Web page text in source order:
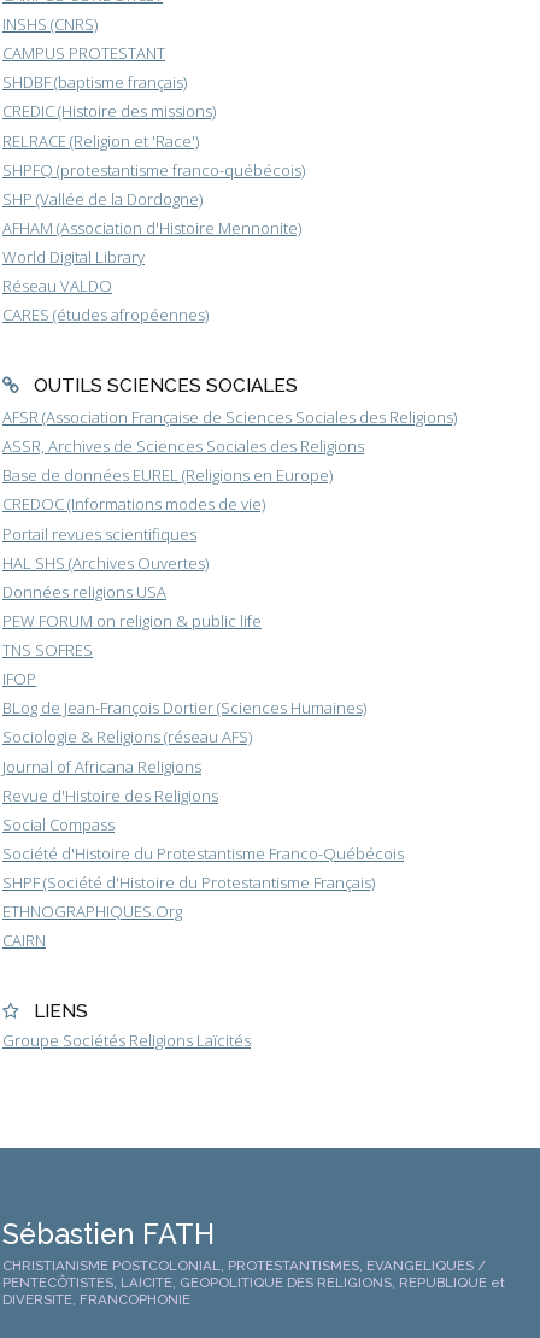
INSHS (CNRS)
CAMPUS PROTESTANT
SHDBF (baptisme français)
CREDIC (Histoire des missions)
RELRACE (Religion et 'Race')
SHPFQ (protestantisme franco-québécois)
SHP (Vallée de la Dordogne)
AFHAM (Association d'Histoire Mennonite)
World Digital Library
Réseau VALDO
CARES (études afropéennes)
OUTILS SCIENCES SOCIALES
AFSR (Association Française de Sciences Sociales des Religions)
ASSR, Archives de Sciences Sociales des Religions
Base de données EUREL (Religions en Europe)
CREDOC (Informations modes de vie)
Portail revues scientifiques
HAL SHS (Archives Ouvertes)
Données religions USA
PEW FORUM on religion & public life
TNS SOFRES
IFOP
BLog de Jean-François Dortier (Sciences Humaines)
Sociologie & Religions (réseau AFS)
Journal of Africana Religions
Revue d'Histoire des Religions
Social Compass
Société d'Histoire du Protestantisme Franco-Québécois
SHPF (Société d'Histoire du Protestantisme Français)
ETHNOGRAPHIQUES.Org
CAIRN
LIENS
Groupe Sociétés Religions Laïcités
Sébastien FATH
CHRISTIANISME POSTCOLONIAL, PROTESTANTISMES, EVANGELIQUES /
PENTECÔTISTES, LAICITE, GEOPOLITIQUE DES RELIGIONS, REPUBLIQUE et
DIVERSITE, FRANCOPHONIE